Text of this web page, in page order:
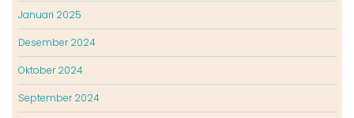
Januari 2025
Desember 2024
Oktober 2024
September 2024